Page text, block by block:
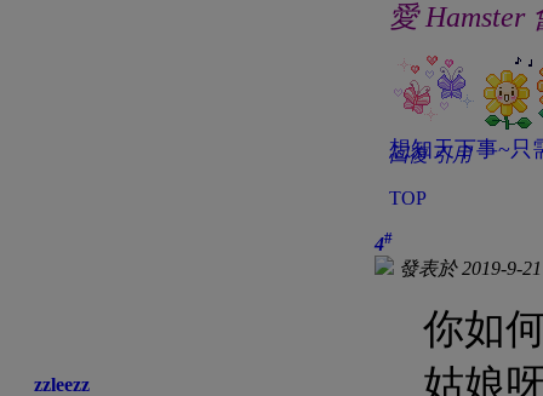
愛 Hamster
想知天下事~只
回復 引用
TOP
zzleezz
4#
發表於 2019-9-
你如
姑娘